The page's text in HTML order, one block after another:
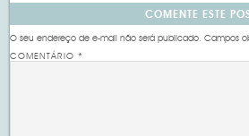
COMENTE ESTE
O seu endereço de e-mail não será publicado. Campos
COMENTÁRIO*